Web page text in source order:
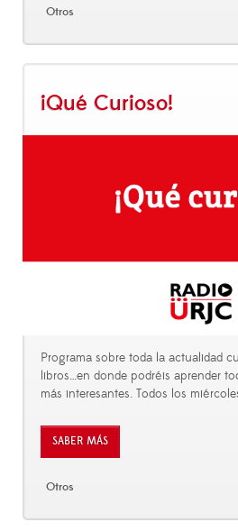
Otros
¡Qué Curioso!
Programa sobre toda la actualidad
libros…en donde podréis aprender
más interesantes. Todos los
SABER MÁS
Otros